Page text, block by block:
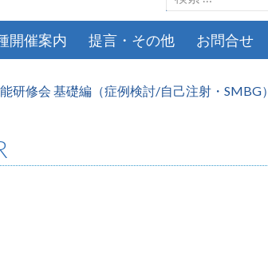
索:
開催案内 提言・その他 お問合せ
研修会 基礎編（症例検討/自己注射・SMBG）